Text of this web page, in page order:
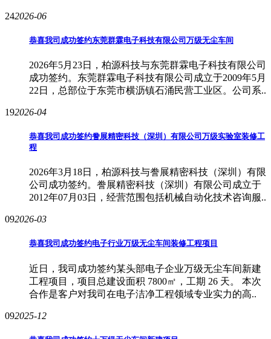
242026-06
恭喜我司成功签约东莞群霖电子科技有限公司万级无尘车间
2026年5月23日，柏源科技与东莞群霖电子科技有限公司
成功签约。东莞群霖电子科技有限公司成立于2009年5月
22日，总部位于东莞市横沥镇石涌民营工业区。公司系..
192026-04
恭喜我司成功签约誊展精密科技（深圳）有限公司万级实验室装修工
程
2026年3月18日，柏源科技与誊展精密科技（深圳）有限
公司成功签约。誊展精密科技（深圳）有限公司成立于
2012年07月03日，经营范围包括机械自动化技术咨询服..
092026-03
恭喜我司成功签约电子行业万级无尘车间装修工程项目
近日，我司成功签约某头部电子企业万级无尘车间新建
工程项目，项目总建设面积 7800㎡，工期 26 天。 本次
合作是客户对我司在电子洁净工程领域专业实力的高..
092025-12